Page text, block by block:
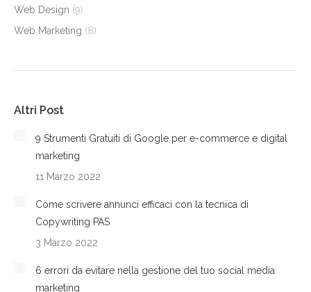
Web Design (9)
Web Marketing (8)
Altri Post
9 Strumenti Gratuiti di Google per e-commerce e digital
marketing
11 Marzo 2022
Come scrivere annunci efficaci con la tecnica di
Copywriting PAS
3 Marzo 2022
6 errori da evitare nella gestione del tuo social media
marketing